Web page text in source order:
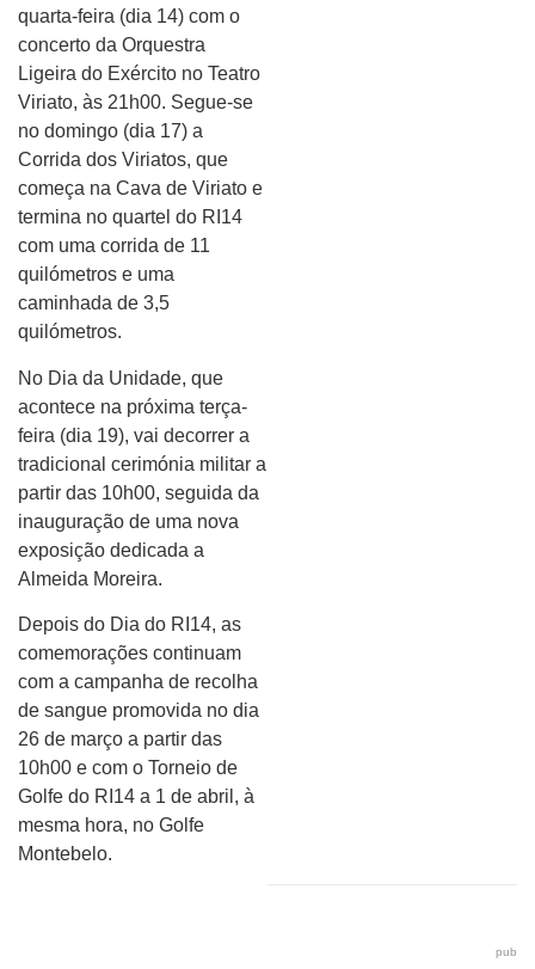
quarta-feira (dia 14) com o
concerto da Orquestra
Ligeira do Exército no Teatro
Viriato, às 21h00. Segue-se
no domingo (dia 17) a
Corrida dos Viriatos, que
começa na Cava de Viriato e
termina no quartel do RI14
com uma corrida de 11
quilómetros e uma
caminhada de 3,5
quilómetros.
No Dia da Unidade, que
acontece na próxima terça-
feira (dia 19), vai decorrer a
tradicional cerimónia militar a
partir das 10h00, seguida da
inauguração de uma nova
exposição dedicada a
Almeida Moreira.
Depois do Dia do RI14, as
comemorações continuam
com a campanha de recolha
de sangue promovida no dia
26 de março a partir das
10h00 e com o Torneio de
Golfe do RI14 a 1 de abril, à
mesma hora, no Golfe
Montebelo.
pub